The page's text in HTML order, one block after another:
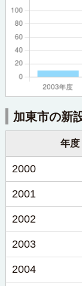
加東市の新
年度
2000
2001
2002
2003
2004